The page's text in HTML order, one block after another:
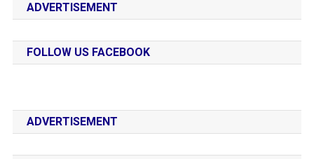
ADVERTISEMENT
FOLLOW US FACEBOOK
ADVERTISEMENT